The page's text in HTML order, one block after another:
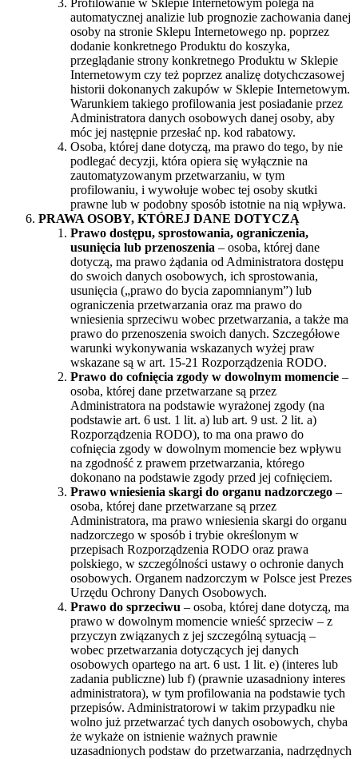
automatycznej analizie lub prognozie zachowania danej
osoby na stronie Sklepu Internetowego np. poprzez
dodanie konkretnego Produktu do koszyka,
przeglądanie strony konkretnego Produktu w Sklepie
Internetowym czy też poprzez analizę dotychczasowej
historii dokonanych zakupów w Sklepie Internetowym.
Warunkiem takiego profilowania jest posiadanie przez
Administratora danych osobowych danej osoby, aby
móc jej następnie przesłać np. kod rabatowy.
Osoba, której dane dotyczą, ma prawo do tego, by nie
podlegać decyzji, która opiera się wyłącznie na
zautomatyzowanym przetwarzaniu, w tym
profilowaniu, i wywołuje wobec tej osoby skutki
prawne lub w podobny sposób istotnie na nią wpływa.
PRAWA OSOBY, KTÓREJ DANE DOTYCZĄ
Prawo dostępu, sprostowania, ograniczenia,
usunięcia lub przenoszenia – osoba, której dane
dotyczą, ma prawo żądania od Administratora dostępu
do swoich danych osobowych, ich sprostowania,
usunięcia („prawo do bycia zapomnianym”) lub
ograniczenia przetwarzania oraz ma prawo do
wniesienia sprzeciwu wobec przetwarzania, a także ma
prawo do przenoszenia swoich danych. Szczegółowe
warunki wykonywania wskazanych wyżej praw
wskazane są w art. 15-21 Rozporządzenia RODO.
Prawo do cofnięcia zgody w dowolnym momencie –
osoba, której dane przetwarzane są przez
Administratora na podstawie wyrażonej zgody (na
podstawie art. 6 ust. 1 lit. a) lub art. 9 ust. 2 lit. a)
Rozporządzenia RODO), to ma ona prawo do
cofnięcia zgody w dowolnym momencie bez wpływu
na zgodność z prawem przetwarzania, którego
dokonano na podstawie zgody przed jej cofnięciem.
Prawo wniesienia skargi do organu nadzorczego –
osoba, której dane przetwarzane są przez
Administratora, ma prawo wniesienia skargi do organu
nadzorczego w sposób i trybie określonym w
przepisach Rozporządzenia RODO oraz prawa
polskiego, w szczególności ustawy o ochronie danych
osobowych. Organem nadzorczym w Polsce jest Prezes
Urzędu Ochrony Danych Osobowych.
Prawo do sprzeciwu – osoba, której dane dotyczą, ma
prawo w dowolnym momencie wnieść sprzeciw – z
przyczyn związanych z jej szczególną sytuacją –
wobec przetwarzania dotyczących jej danych
osobowych opartego na art. 6 ust. 1 lit. e) (interes lub
zadania publiczne) lub f) (prawnie uzasadniony interes
administratora), w tym profilowania na podstawie tych
przepisów. Administratorowi w takim przypadku nie
wolno już przetwarzać tych danych osobowych, chyba
że wykaże on istnienie ważnych prawnie
uzasadnionych podstaw do przetwarzania, nadrzędnych